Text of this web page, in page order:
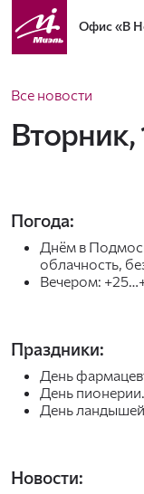
Офис«В
Все новости
Вторник,
Погода:
Днём в
облачность,
Вечером:
Праздники:
День
День пионерии.
День
Новости: